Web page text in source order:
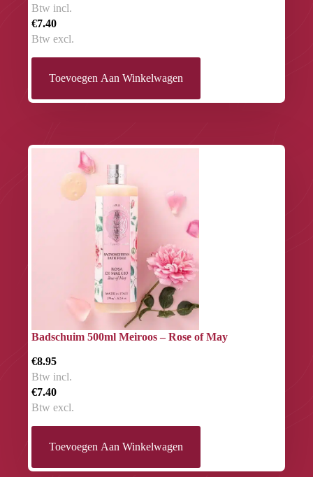
Btw incl.
€7.40
Btw excl.
Toevoegen Aan Winkelwagen
Badschuim 500ml Meiroos – Rose of May
€8.95
Btw incl.
€7.40
Btw excl.
Toevoegen Aan Winkelwagen